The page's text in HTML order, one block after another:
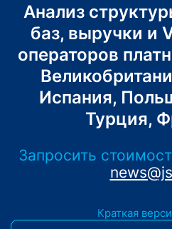
Анализ
баз, выручки и
операторов
Испания,
Турция,
Запросить
Краткая